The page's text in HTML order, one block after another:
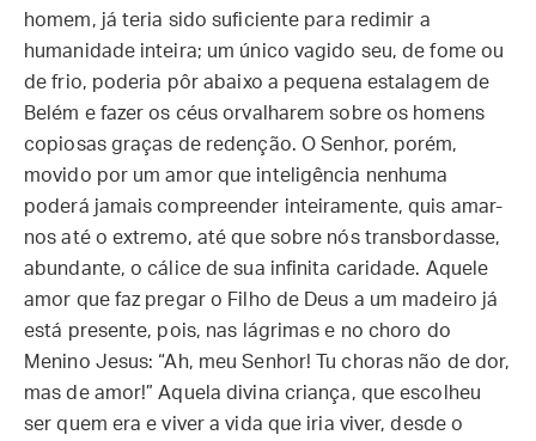
homem, já teria sido suficiente para redimir a
humanidade inteira; um único vagido seu, de fome ou
de frio, poderia pôr abaixo a pequena estalagem de
Belém e fazer os céus orvalharem sobre os homens
copiosas graças de redenção. O Senhor, porém,
movido por um amor que inteligência nenhuma
poderá jamais compreender inteiramente, quis amar-
nos até o extremo, até que sobre nós transbordasse,
abundante, o cálice de sua infinita caridade. Aquele
amor que faz pregar o Filho de Deus a um madeiro já
está presente, pois, nas lágrimas e no choro do
Menino Jesus: “Ah, meu Senhor! Tu choras não de dor,
mas de amor!” Aquela divina criança, que escolheu
ser quem era e viver a vida que iria viver, desde o